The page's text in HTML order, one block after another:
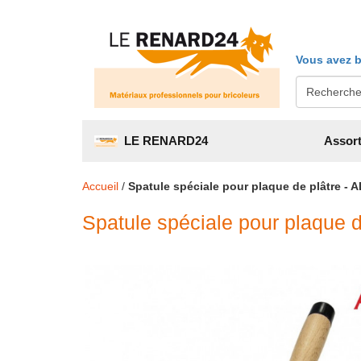
Vous avez
LE RENARD24
Accueil / Spatule spéciale pour plaque de plâtre -
Spatule spéciale pour plaque